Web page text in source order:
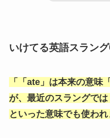
いけてる英語スラン
「 「ate」は本来の意味「
が、最近のスラングでは
といった意味でも使われ